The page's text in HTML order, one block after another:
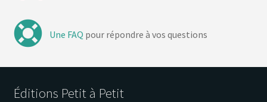
Une FAQ pour répondre à vos questions
Éditions Petit à Petit